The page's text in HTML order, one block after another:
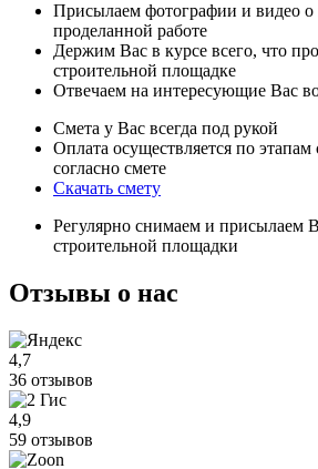
Присылаем фотографии и видео о
проделанной работе
Держим Вас в курсе всего, что
строительной площадке
Отвечаем на интересующие Вас
Смета у Вас всегда под рукой
Оплата осуществляется по этапам
согласно смете
Скачать смету
Регулярно снимаем и присылаем
строительной площадки
Отзывы о нас
4,7
36 отзывов
4,9
59 отзывов